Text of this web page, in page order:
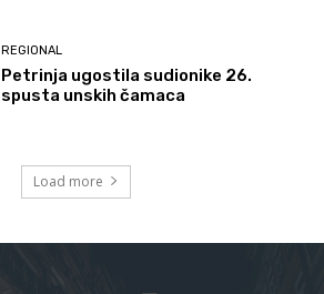
REGIONAL
Petrinja ugostila sudionike 26.
spusta unskih čamaca
Load more